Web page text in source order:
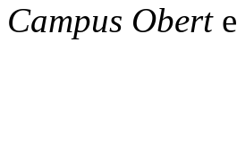
Campus Obert